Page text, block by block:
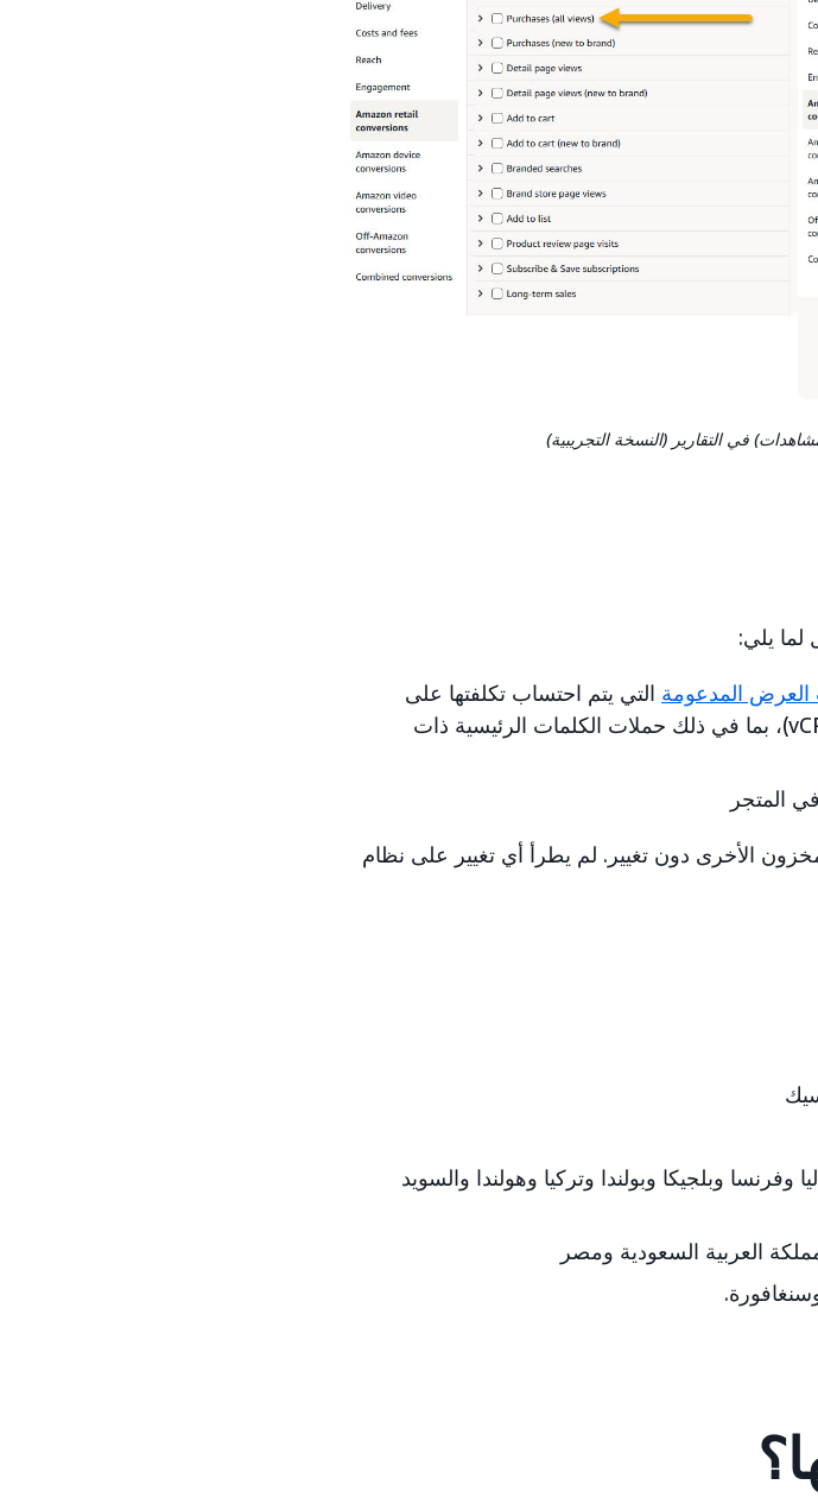
في التقارير (النسخة التجريبية)
لما يلي:
العرض المدعومة التي يتم احتساب تكلفتها على
(vCPM)، بما في ذلك حملات الكلمات الرئيسية ذات
المتجر
الأخرى دون تغيير. لم يطرأ أي تغيير على نظام
وفرنسا وبلجيكا وبولندا وتركيا وهولندا والسويد
العربية السعودية ومصر